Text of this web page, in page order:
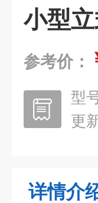
小型
参考价：
型
更
详情介